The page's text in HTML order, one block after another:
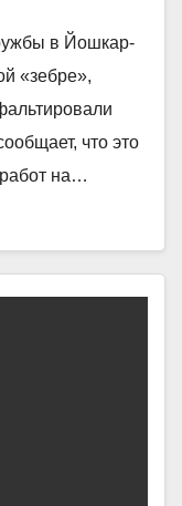
в Йошкар-
«зебре»,
что это
на…